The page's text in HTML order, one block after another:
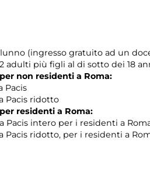
(ingresso gratuito ad un
adulti più figli al di sotto dei 18
non residenti a Roma:
Pacis
Pacis ridotto
residenti a Roma:
Pacis intero per i residenti a
Pacis ridotto, per i residenti a